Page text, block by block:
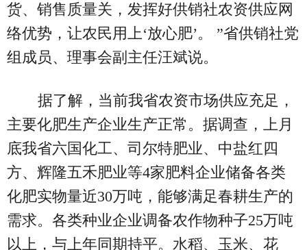
货、销售质量关，发挥好供销社农资供应网
络优势，让农民用上‘放心肥’。 ”省供销社党
组成员、理事会副主任汪斌说。
据了解，当前我省农资市场供应充足，
主要化肥生产企业生产正常。据调查，上月
底我省六国化工、司尔特肥业、中盐红四
方、辉隆五禾肥业等4家肥料企业储备各类
化肥实物量近30万吨，能够满足春耕生产的
需求。各类种业企业调备农作物种子25万吨
以上，与上年同期持平。水稻、玉米、花